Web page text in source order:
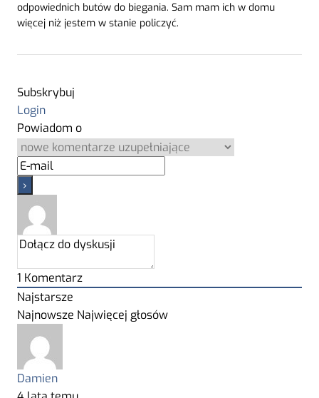
odpowiednich butów do biegania. Sam mam ich w domu
więcej niż jestem w stanie policzyć.
Subskrybuj
Login
Powiadom o
1 Komentarz
Najstarsze
Najnowsze Najwięcej głosów
Damien